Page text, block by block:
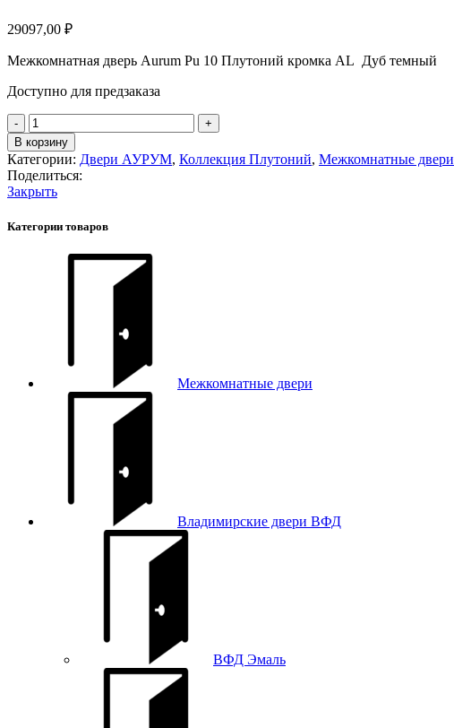
29097,00 ₽
Межкомнатная дверь Aurum Pu 10 Плутоний кромка AL Дуб темный
Доступно для предзаказа
Количество
товара
Pu
10
Плутоний
кромка
В корзину
Категории: Двери АУРУМ, Коллекция Плутоний, Межкомнатные двери
Поделиться:
Закрыть
Категории товаров
Межкомнатные двери
Владимирские двери ВФД
ВФД Эмаль